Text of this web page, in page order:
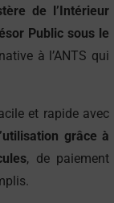
de l’Intérieur
Public sous le
à l’ANTS qui
et rapide avec
grâce à
, de paiement